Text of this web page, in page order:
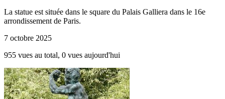
La statue est située dans le square du Palais Galliera dans le 16e
arrondissement de Paris.
7 octobre 2025
955 vues au total, 0 vues aujourd'hui